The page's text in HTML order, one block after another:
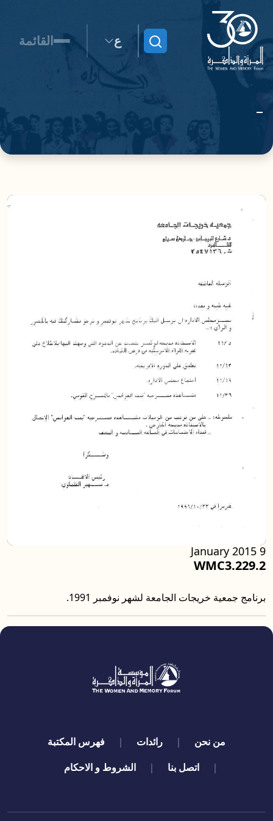
ابحث ع القائمة
WMC3.229.2
9 January 2015
برنامج جمعية خريجات الجامعة لشهر نوفمبر 1991.
quick links
من نحن رائدات
فهرس المكتبة
اتصل بنا
الشروط و الاحكام